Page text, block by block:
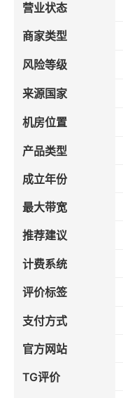
营业状态
商家类型
风险等级
来源国家
机房位置
产品类型
成立年份
最大带宽
推荐建议
计费系统
评价标签
支付方式
官方网站
TG评价